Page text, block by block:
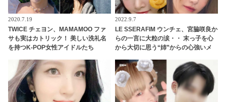
2020.7.19
TWICE チェヨン、MAMAMOO ファ
サも実はカトリック！ 美しい洗礼名
を持つK-POP女性アイドルたち
2022.9.7
LE SSERAFIM ウンチェ、宮脇咲良か
らの一言に大粒の涙・・ 末っ子を心
から大切に思う“姉”からの心強いメ
内容とは？ 心優しい咲良に称賛の声